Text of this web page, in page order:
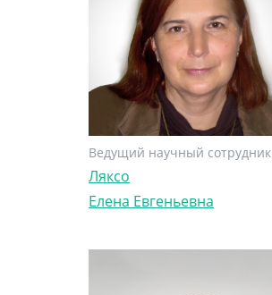
Ведущий научный сотрудник
Ляксо
Елена Евгеньевна